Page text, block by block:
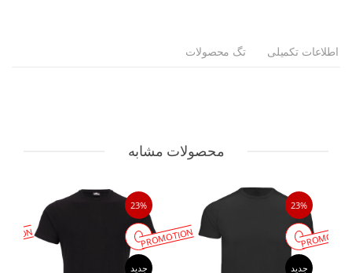
اطلاعات تکمیلی تگ محصولات
محصولات مشابه
23%
جدید
23%
PROMOTION
جدید